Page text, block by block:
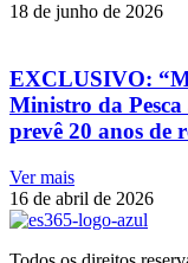
18 de junho de 2026
EXCLUSIVO:
Ministro da
prevê 20 anos de
Ver mais
16 de abril de 2026